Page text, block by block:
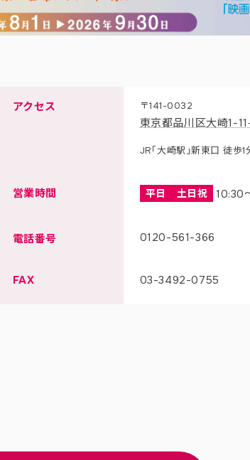
アクセス 〒141-0032
東京都品川区大崎1-
JR「大崎駅」新東口 徒歩1
営業時間 平日 土日祝 10:30
電話番号 0120-561-366
FAX 03-3492-0755